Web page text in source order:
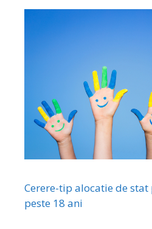
Cerere-tip alocatie de
peste 18 ani